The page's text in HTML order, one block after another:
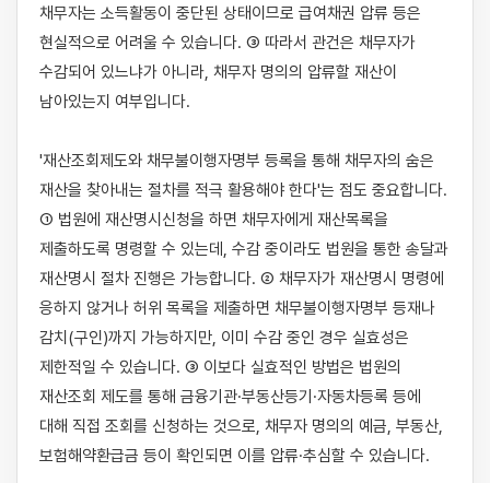
채무자는 소득활동이 중단된 상태이므로 급여채권 압류 등은
현실적으로 어려울 수 있습니다. ③ 따라서 관건은 채무자가
수감되어 있느냐가 아니라, 채무자 명의의 압류할 재산이
남아있는지 여부입니다.
'재산조회제도와 채무불이행자명부 등록을 통해 채무자의 숨은
재산을 찾아내는 절차를 적극 활용해야 한다'는 점도 중요합니다.
① 법원에 재산명시신청을 하면 채무자에게 재산목록을
제출하도록 명령할 수 있는데, 수감 중이라도 법원을 통한 송달과
재산명시 절차 진행은 가능합니다. ② 채무자가 재산명시 명령에
응하지 않거나 허위 목록을 제출하면 채무불이행자명부 등재나
감치(구인)까지 가능하지만, 이미 수감 중인 경우 실효성은
제한적일 수 있습니다. ③ 이보다 실효적인 방법은 법원의
재산조회 제도를 통해 금융기관·부동산등기·자동차등록 등에
대해 직접 조회를 신청하는 것으로, 채무자 명의의 예금, 부동산,
보험해약환급금 등이 확인되면 이를 압류·추심할 수 있습니다.